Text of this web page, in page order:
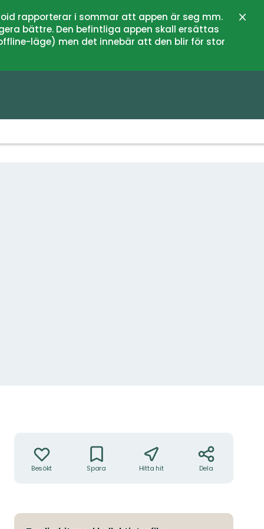
rapporterar i sommar att appen är seg mm.
bättre. Den befintliga appen skall ersättas
läge) men det innebär att den blir för stor
Besökt Spara Hitta hit Dela